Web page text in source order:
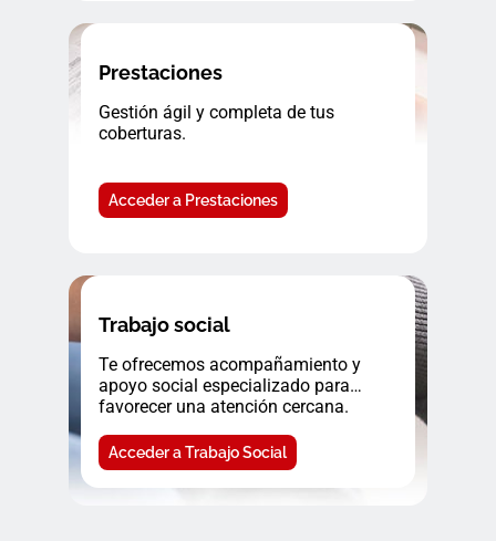
Prestaciones
Gestión ágil y completa de tus
coberturas.
Acceder a Prestaciones
Trabajo social
Te ofrecemos acompañamiento y
apoyo social especializado para
favorecer una atención cercana.
Acceder a Trabajo Social